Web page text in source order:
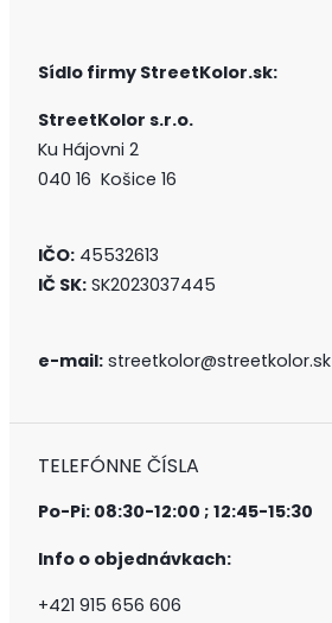
Sídlo firmy StreetKolor.sk:
StreetKolor s.r.o.
Ku Hájovni 2
040 16 Košice 16
IČO: 45532613
IČ SK: SK2023037445
e-mail: streetkolor@streetkolor.sk
TELEFÓNNE ČÍSLA
Po-Pi: 08:30-12:00 ; 12:45-15:30
Info o objednávkach:
+421 915 656 606